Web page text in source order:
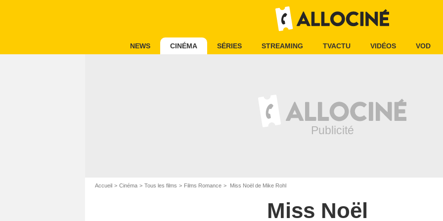
NEWS CINÉMA SÉRIES STREAMING TVACTU VIDÉOS VOD
Accueil Cinéma Tous les films Films Romance Miss Noël de Mike Rohl
Miss Noël